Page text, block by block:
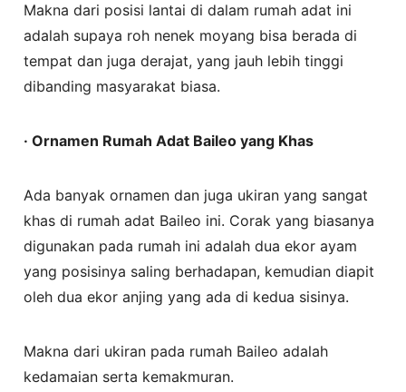
Makna dari posisi lantai di dalam rumah adat ini
adalah supaya roh nenek moyang bisa berada di
tempat dan juga derajat, yang jauh lebih tinggi
dibanding masyarakat biasa.
· Ornamen Rumah Adat Baileo yang Khas
Ada banyak ornamen dan juga ukiran yang sangat
khas di rumah adat Baileo ini. Corak yang biasanya
digunakan pada rumah ini adalah dua ekor ayam
yang posisinya saling berhadapan, kemudian diapit
oleh dua ekor anjing yang ada di kedua sisinya.
Makna dari ukiran pada rumah Baileo adalah
kedamaian serta kemakmuran.